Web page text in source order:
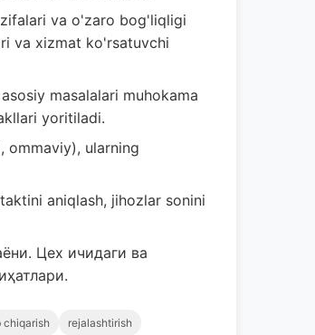
va o'zaro bog'liqligi
va xizmat ko'rsatuvchi
masalalari muhokama
yoritiladi.
ommaviy), ularning
aniqlash, jihozlar sonini
Цех ичидаги ва
chiqarish rejalashtirish